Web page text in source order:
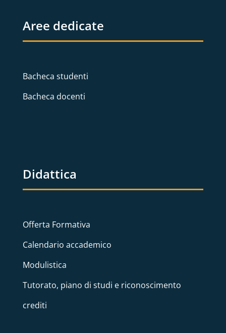
Aree dedicate
Bacheca studenti
Bacheca docenti
Didattica
Offerta Formativa
Calendario accademico
Modulistica
Tutorato, piano di studi e riconoscimento
crediti